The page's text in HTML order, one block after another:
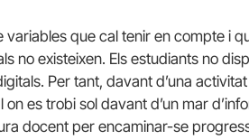
variables que cal tenir en compte i
no existeixen. Els estudiants no
Per tant, davant d’una
on es trobi sol davant d’un mar
docent per encaminar-se